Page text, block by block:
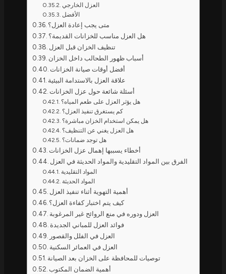
العزل الخارجي
الأفضل
متى يجب إعادة العزل؟
هل العزل مناسب للخزانات القديمة؟
تنظيف الخزان قبل العزل
أسباب ظهور الطحالب داخل الخزان
أفضل أوقات صيانة الخزانات
علاقة العزل بالاستدامة البيئية
أسئلة شائعة حول عزل الخزانات
هل يؤثر العزل على طعم المياه؟
كم يستغرق تنفيذ العزل؟
هل يمكن استخدام الخزان مباشرة؟
هل العزل يغني عن التنظيف؟
هل توجد ضمانات؟
أخطاء يسببها إهمال عزل الخزانات
الفرق بين المواد التقليدية والمواد الحديثة في العزل
المواد التقليدية
المواد الحديثة
أهمية التهوية أثناء تنفيذ العزل
كيف يتم اختبار كفاءة العزل؟
العزل ودوره في منع الروائح غير المرغوبة
فوائد العزل للمباني الجديدة
العزل في الفلل والقصور
العزل في العمائر السكنية
توصيات للمحافظة على الخزان بعد الصيانة
أهمية الضمان المكتوب